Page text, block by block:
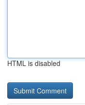
HTML is disabled